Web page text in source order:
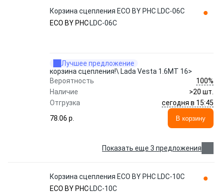
Корзина сцепления ECO BY PHC LDC-06C
ECO BY PHC LDC-06C
Лучшее предложение
корзина сцепления!\ Lada Vesta 1.6МТ 16>
Вероятность
100%
Наличие
>20 шт.
Отгрузка
сегодня в 15:45
78.06 p.
В корзину
Показать еще 3 предложения
Корзина сцепления ECO BY PHC LDC-10C
ECO BY PHC LDC-10C